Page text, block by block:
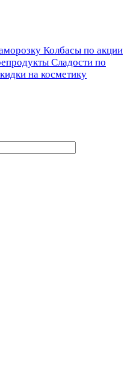
Колбасы по акции
Сладости по
на косметику